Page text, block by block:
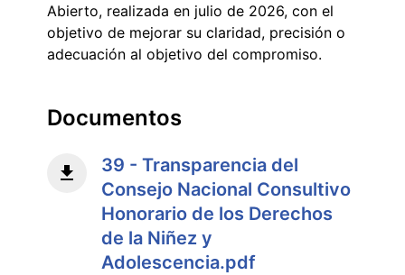
Abierto, realizada en julio de 2026, con el
objetivo de mejorar su claridad, precisión o
adecuación al objetivo del compromiso.
Documentos
39 - Transparencia del
Consejo Nacional Consultivo
Honorario de los Derechos
de la Niñez y
Adolescencia.pdf